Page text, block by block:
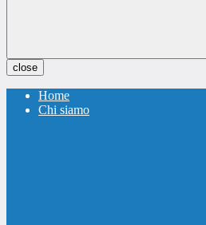
close
Home
Chi siamo